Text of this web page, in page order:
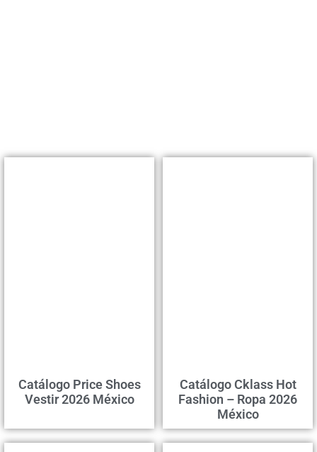
Catálogo Price Shoes
Vestir 2026 México
Catálogo Cklass Hot
Fashion – Ropa 2026
México